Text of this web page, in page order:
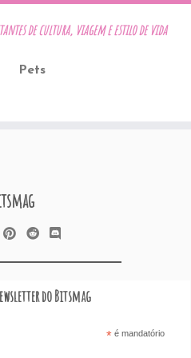
de cultura, viagem e estilo de vida
Pets
do Bitsmag
*é mandatório